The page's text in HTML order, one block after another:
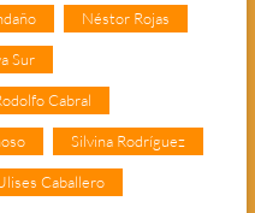
Néstor Rojas
Sur
Cabral
Silvina Rodríguez
Caballero